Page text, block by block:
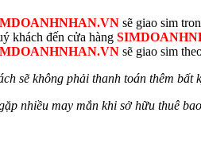
sẽ giao sim
khách đến cửa hàng
sẽ giao sim
sẽ không phải thanh toán thêm bất
nhiều may mắn khi sở hữu thuê bao